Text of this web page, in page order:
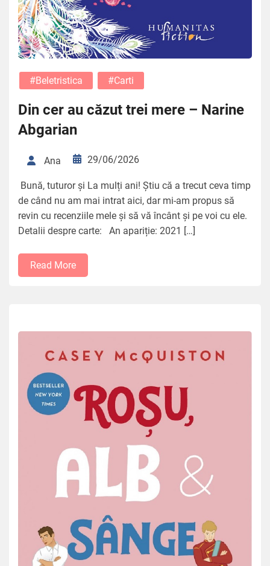
#beletristica #carti
Din cer au căzut trei mere – Narine
Abgarian
Ana 29/06/2026
Bună, tuturor și La mulți ani! Știu că a trecut ceva timp
de când nu am mai intrat aici, dar mi-am propus să
revin cu recenziile mele și să vă încânt și pe voi cu ele.
Detalii despre carte: An apariție: 2021 […]
Read More